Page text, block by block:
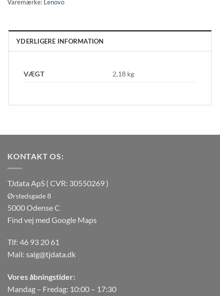
Varemærke: Lenovo
YDERLIGERE INFORMATION
VÆGT 2,18 kg
KONTAKT OS:
TJdata ApS ( CVR: 30550269 )
Ørstedsgade 8
5000 Odense C
Find vej med Google Maps
Tlf: 46 93 20 61
Mail: salg@tjdata.dk
Vores åbningstider:
Mandag – Fredag: 10:00 – 17:30